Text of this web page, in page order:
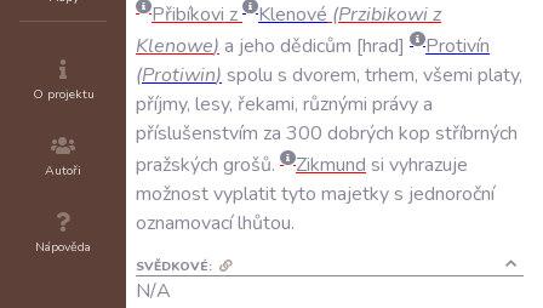
O projektu
Autoři
Nápověda
Přibíkovi z Klenové (Przibikowiz
Klenowe) a jeho dědicům hrad
Protivín
(Protiwin) spolu s dvorem, trhem, všemi platy,
příjmy, lesy, řekami, různými právya
příslušenstvím za 300 dobrých kop stříbrných
pražských grošů. Zikmund si vyhrazuje
možnostvyplatittyto majetkys jednoroční
oznamovacílhůtou.
SVĚDKOVÉ:
N/A